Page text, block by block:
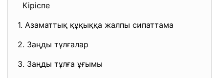
Кіріспе
1. Азаматтық құқыққа жалпы сипаттама
2. Заңды тұлғалар
3. Заңды тұлға ұғымы